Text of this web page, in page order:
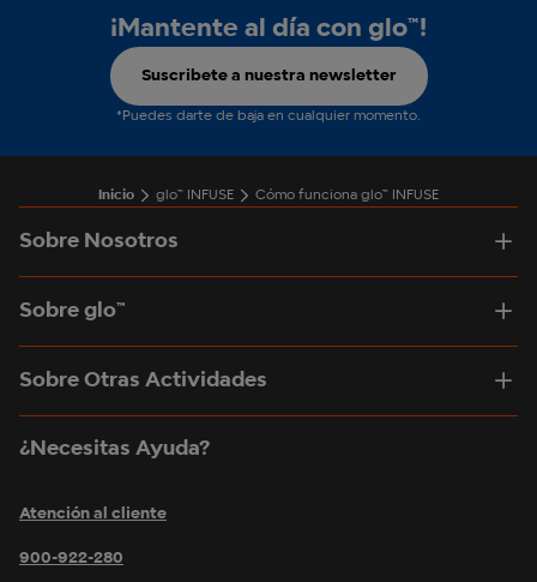
¡Mantente al día con glo™!
Suscribete a nuestra newsletter
*Puedes darte de baja en cualquier momento.
Inicio glo™ INFUSE Cómo funciona glo™ INFUSE
Sobre Nosotros
Sobre glo™
Sobre Otras Actividades
¿Necesitas Ayuda?
Atención al cliente
900-922-280